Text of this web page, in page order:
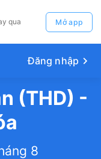
qua
Mở app
Đăng nhập
(THD) -
8